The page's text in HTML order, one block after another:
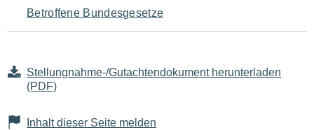
Betroffene Bundesgesetze
Stellungnahme-/Gutachtendokument herunterladen
(PDF)
Inhalt dieser Seite melden